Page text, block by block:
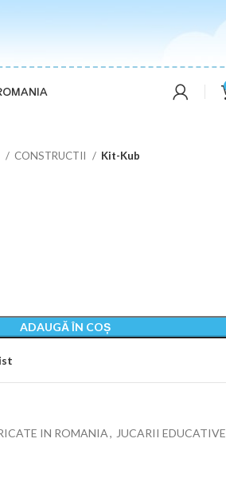
CONSTRUCTII Kit-Kub
ADAUGĂ ÎN COȘ
IN ROMANIA, JUCARII EDUCATIVE